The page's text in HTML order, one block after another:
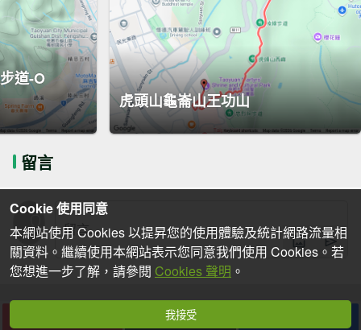
道-O
虎頭山龜崙山王功山
留言
下載
Cookie 使用同意
本網站使用 Cookies 以提昇您的使用體驗及統計網路流量相
關資料。繼續使用本網站表示您同意我們使用 Cookies。若
您想進一步了解，請參閱 Cookies 聲明 。
我接受